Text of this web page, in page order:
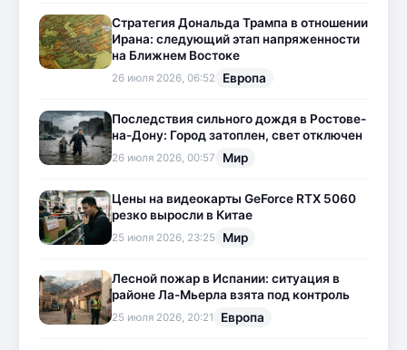
Стратегия Дональда Трампа в отношении
Ирана: следующий этап напряженности
на Ближнем Востоке
26 июля 2026, 06:52 Европа
Последствия сильного дождя в Ростове-
на-Дону: Город затоплен, свет отключен
26 июля 2026, 00:57 Мир
Цены на видеокарты GeForce RTX 5060
резко выросли в Китае
25 июля 2026, 23:25 Мир
Лесной пожар в Испании: ситуация в
районе Ла-Мьерла взята под контроль
25 июля 2026, 20:21 Европа